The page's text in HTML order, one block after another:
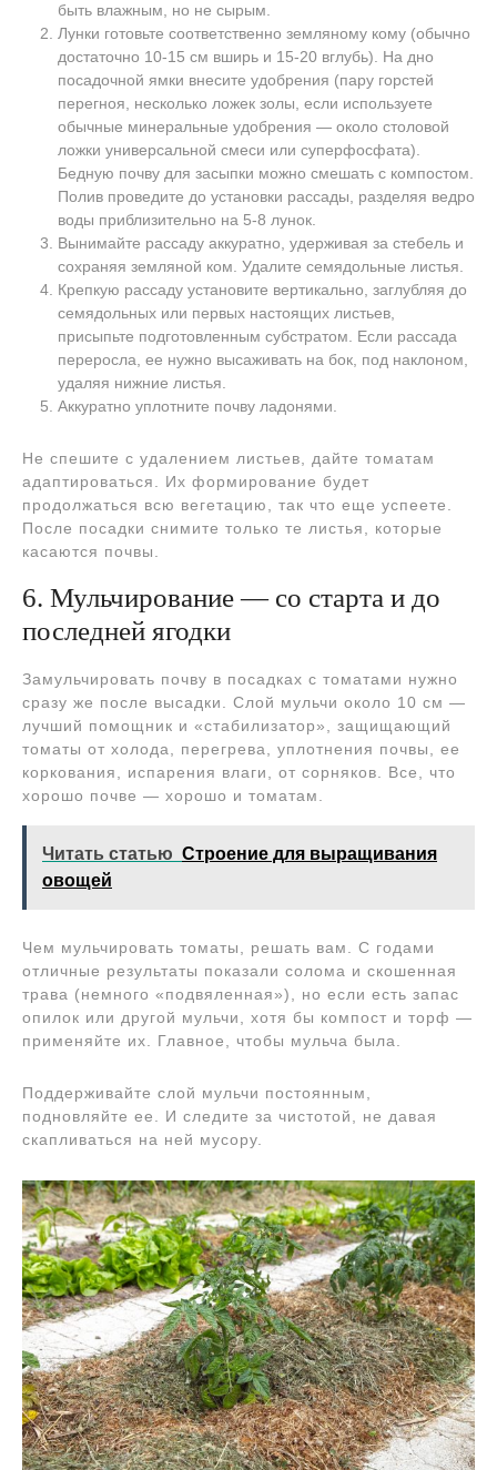
быть влажным, но не сырым.
Лунки готовьте соответственно земляному кому (обычно
достаточно 10-15 см вширь и 15-20 вглубь). На дно
посадочной ямки внесите удобрения (пару горстей
перегноя, несколько ложек золы, если используете
обычные минеральные удобрения — около столовой
ложки универсальной смеси или суперфосфата).
Бедную почву для засыпки можно смешать с компостом.
Полив проведите до установки рассады, разделяя ведро
воды приблизительно на 5-8 лунок.
Вынимайте рассаду аккуратно, удерживая за стебель и
сохраняя земляной ком. Удалите семядольные листья.
Крепкую рассаду установите вертикально, заглубляя до
семядольных или первых настоящих листьев,
присыпьте подготовленным субстратом. Если рассада
переросла, ее нужно высаживать на бок, под наклоном,
удаляя нижние листья.
Аккуратно уплотните почву ладонями.
Не спешите с удалением листьев, дайте томатам
адаптироваться. Их формирование будет
продолжаться всю вегетацию, так что еще успеете.
После посадки снимите только те листья, которые
касаются почвы.
6. Мульчирование — со старта и до
последней ягодки
Замульчировать почву в посадках с томатами нужно
сразу же после высадки. Слой мульчи около 10 см —
лучший помощник и «стабилизатор», защищающий
томаты от холода, перегрева, уплотнения почвы, ее
коркования, испарения влаги, от сорняков. Все, что
хорошо почве — хорошо и томатам.
Читать статью Строение для выращивания
овощей
Чем мульчировать томаты, решать вам. С годами
отличные результаты показали солома и скошенная
трава (немного «подвяленная»), но если есть запас
опилок или другой мульчи, хотя бы компост и торф —
применяйте их. Главное, чтобы мульча была.
Поддерживайте слой мульчи постоянным,
подновляйте ее. И следите за чистотой, не давая
скапливаться на ней мусору.